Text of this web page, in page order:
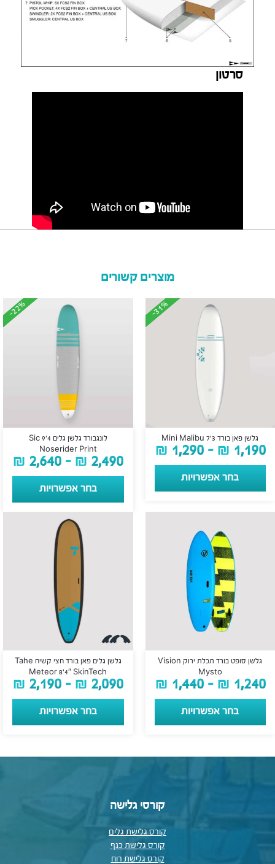
סרטון
מוצרים קשורים
-31%
-31%
גלשן פאן בורד Mini Malibu 7’3
₪ 1,190
–
₪ 1,290
בחר אפשרויות
-22%
-22%
לונגבורד גלשן גלים Sic 9’4
Noserider Print
₪ 2,490
–
₪ 2,640
בחר אפשרויות
גלשן סופט בורד תכלת ירוק Vision
Mysto
₪ 1,240
–
₪ 1,440
בחר אפשרויות
גלשן גלים פאן בורד חצי קשיח Tahe
Meteor 8’4″ SkinTech
₪ 2,090
–
₪ 2,190
בחר אפשרויות
קורסי גלישה
קורס גלישת גלים
קורס גלישת כנף
קורס גלישת רוח